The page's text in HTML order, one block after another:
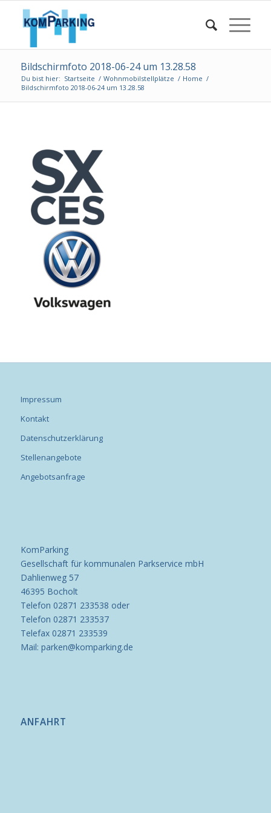
Bildschirmfoto 2018-06-24 um 13.28.58
Du bist hier: Startseite / Wohnmobilstellplätze / Home /
Bildschirmfoto 2018-06-24 um 13.28.58
Impressum
Kontakt
Datenschutzerklärung
Stellenangebote
Angebotsanfrage
KomParking
Gesellschaft für kommunalen Parkservice mbH
Dahlienweg 57
46395 Bocholt
Telefon 02871 233538 oder
Telefon 02871 233537
Telefax 02871 233539
Mail: parken@komparking.de
ANFAHRT